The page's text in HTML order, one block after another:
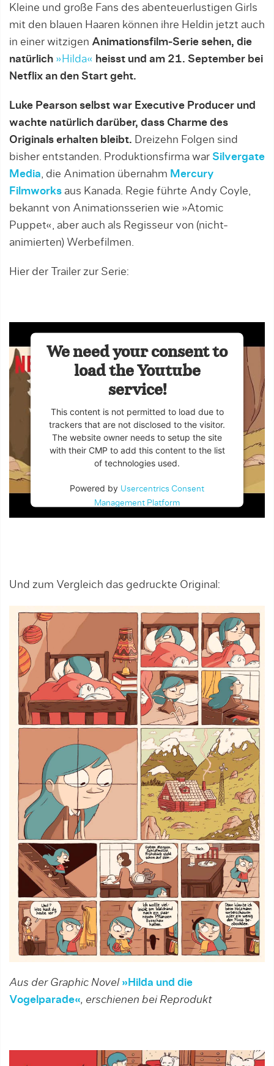
Kleine und große Fans des abenteuerlustigen Girls
mit den blauen Haaren können ihre Heldin jetzt auch
in einer witzigen Animationsfilm-Serie sehen, die
natürlich »Hilda« heisst und am 21. September bei
Netflix an den Start geht.
Luke Pearson selbst war Executive Producer und
wachte natürlich darüber, dass Charme des
Originals erhalten bleibt. Dreizehn Folgen sind
bisher entstanden. Produktionsfirma war Silvergate
Media, die Animation übernahm Mercury
Filmworks aus Kanada. Regie führte Andy Coyle,
bekannt von Animationsserien wie »Atomic
Puppet«, aber auch als Regisseur von (nicht-
animierten) Werbefilmen.
Hier der Trailer zur Serie:
We need your consent to
load the Youtube
service!
This content is not permitted to load due to
trackers that are not disclosed to the visitor.
The website owner needs to setup the site
with their CMP to add this content to the list
of technologies used.
Powered by Usercentrics Consent
Management Platform
Und zum Vergleich das gedruckte Original:
Aus der Graphic Novel »Hilda und die
Vogelparade«, erschienen bei Reprodukt